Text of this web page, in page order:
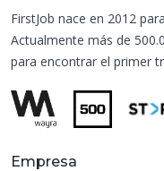
FirstJob nace en 2012
Actualmente más de
para encontrar el primer
Empresa